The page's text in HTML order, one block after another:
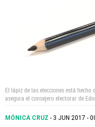
El lápiz de las elecciones está hecho
asegura el consejero electorar de
MÓNICA CRUZ 3 JUN 2017 -